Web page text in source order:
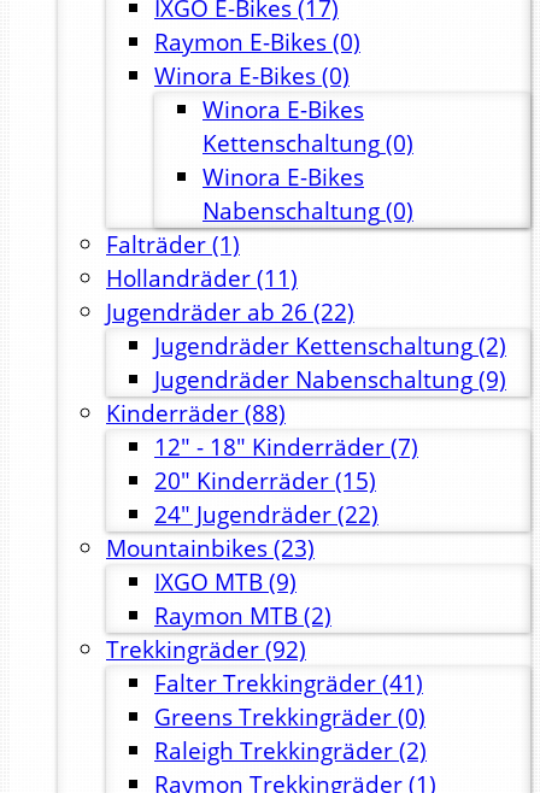
IXGO E-Bikes(17)
Raymon E-Bikes(0)
Winora E-Bikes(0)
Winora E-Bikes
Kettenschaltung(0)
Winora E-Bikes
Nabenschaltung(0)
Falträder(1)
Hollandräder(11)
Jugendräder ab 26 (22)
Jugendräder Kettenschaltung(2)
Jugendräder Nabenschaltung(9)
Kinderräder(88)
12" - 18" Kinderräder(7)
20" Kinderräder(15)
24" Jugendräder(22)
Mountainbikes(23)
IXGO MTB(9)
Raymon MTB(2)
Trekkingräder(92)
Falter Trekkingräder(41)
Greens Trekkingräder(0)
Raleigh Trekkingräder(2)
Raymon Trekkingräder(1)